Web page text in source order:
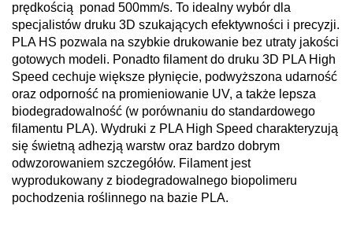
prędkością ponad 500mm/s. To idealny wybór dla
specjalistów druku 3D szukających efektywności i precyzji.
PLA HS pozwala na szybkie drukowanie bez utraty jakości
gotowych modeli. Ponadto filament do druku 3D PLA High
Speed cechuje większe płynięcie, podwyższona udarność
oraz odporność na promieniowanie UV, a także lepsza
biodegradowalność (w porównaniu do standardowego
filamentu PLA). Wydruki z PLA High Speed charakteryzują
się świetną adhezją warstw oraz bardzo dobrym
odwzorowaniem szczegółów. Filament jest
wyprodukowany z biodegradowalnego biopolimeru
pochodzenia roślinnego na bazie PLA.